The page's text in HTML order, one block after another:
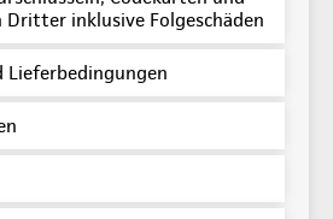
Dritter inklusive Folgeschäden
Lieferbedingungen